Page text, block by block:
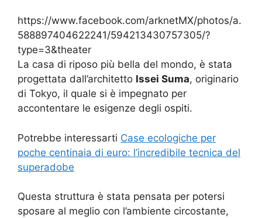
https://www.facebook.com/arknetMX/photos/a.
588897404622241/594213430757305/?
type=3&theater
La casa di riposo più bella del mondo, è stata
progettata dall’architetto Issei Suma, originario
di Tokyo, il quale si è impegnato per
accontentare le esigenze degli ospiti.
Potrebbe interessarti Case ecologiche per
poche centinaia di euro: l’incredibile tecnica del
superadobe
Questa struttura è stata pensata per potersi
sposare al meglio con l’ambiente circostante,